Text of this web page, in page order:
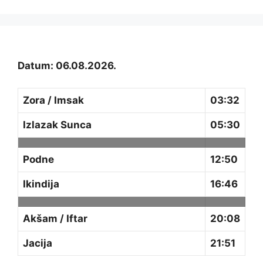
Datum: 06.08.2026.
Zora / Imsak 03:32
Izlazak Sunca 05:30
Podne 12:50
Ikindija 16:46
Akšam / Iftar 20:08
Jacija 21:51